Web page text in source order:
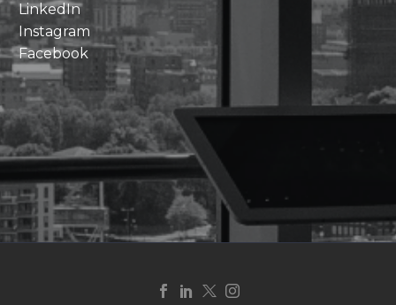
LinkedIn
Instagram
Facebook